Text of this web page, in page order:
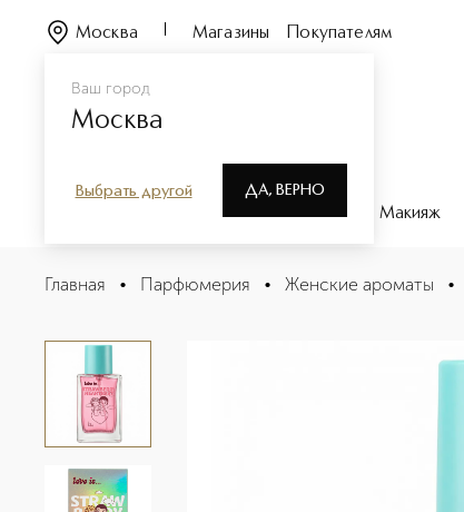
Ваш город
Москва
Выбрать другой ДА, ВЕРНО
Москва Магазины Покупателям
Парфюмерия Макияж
STRAWBERRY HEARTBEAT Туалетная вода
Описание
Главная • Парфюмерия • Женские ароматы •